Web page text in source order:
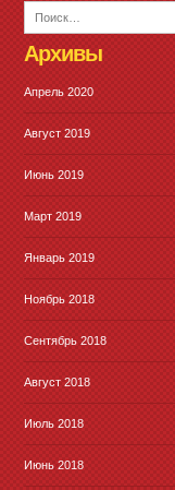
Архивы
Апрель 2020
Август 2019
Июнь 2019
Март 2019
Январь 2019
Ноябрь 2018
Сентябрь 2018
Август 2018
Июль 2018
Июнь 2018